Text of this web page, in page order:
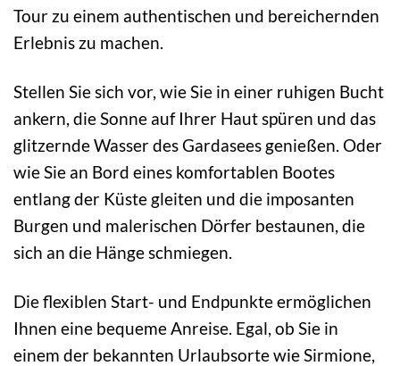
Tour zu einem authentischen und bereichernden
Erlebnis zu machen.
Stellen Sie sich vor, wie Sie in einer ruhigen Bucht
ankern, die Sonne auf Ihrer Haut spüren und das
glitzernde Wasser des Gardasees genießen. Oder
wie Sie an Bord eines komfortablen Bootes
entlang der Küste gleiten und die imposanten
Burgen und malerischen Dörfer bestaunen, die
sich an die Hänge schmiegen.
Die flexiblen Start- und Endpunkte ermöglichen
Ihnen eine bequeme Anreise. Egal, ob Sie in
einem der bekannten Urlaubsorte wie Sirmione,